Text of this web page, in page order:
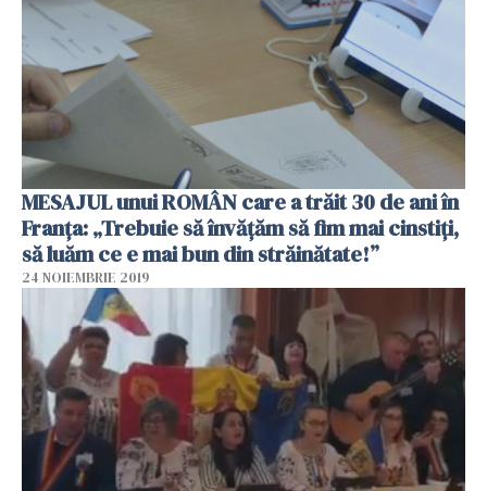
MESAJUL unui ROMÂN care a trăit 30 de ani în
Franța: „Trebuie să învățăm să fim mai cinstiți,
să luăm ce e mai bun din străinătate!”
24 NOIEMBRIE 2019